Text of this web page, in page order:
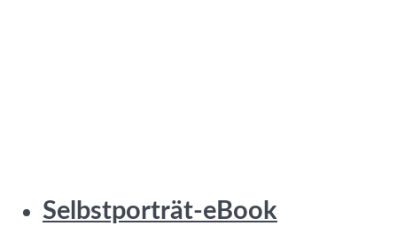
Selbstporträt-eBook